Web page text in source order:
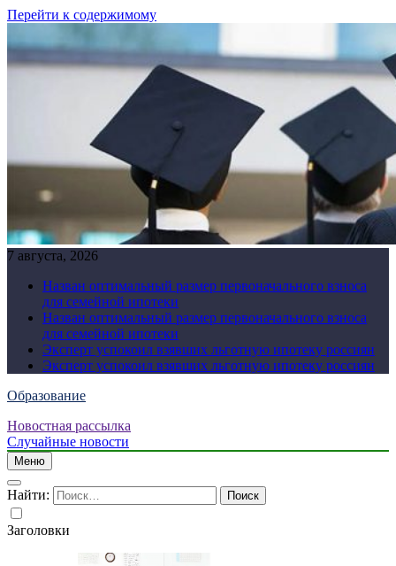
Перейти к содержимому
7 августа, 2026
Назван оптимальный размер первоначального взноса
для семейной ипотеки
Назван оптимальный размер первоначального взноса
для семейной ипотеки
Эксперт успокоил взявших льготную ипотеку россиян
Эксперт успокоил взявших льготную ипотеку россиян
Образование
Новостная рассылка
Случайные новости
Меню
Найти:
Заголовки